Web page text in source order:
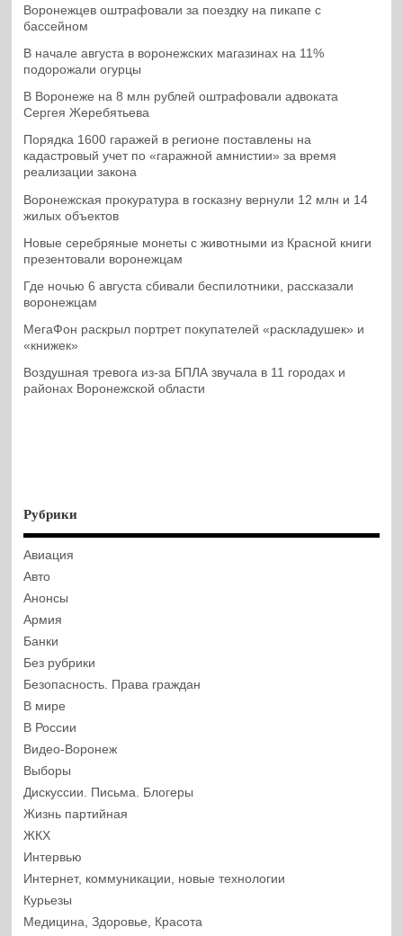
Воронежцев оштрафовали за поездку на пикапе с
бассейном
В начале августа в воронежских магазинах на 11%
подорожали огурцы
В Воронеже на 8 млн рублей оштрафовали адвоката
Сергея Жеребятьева
Порядка 1600 гаражей в регионе поставлены на
кадастровый учет по «гаражной амнистии» за время
реализации закона
Воронежская прокуратура в госказну вернули 12 млн и 14
жилых объектов
Новые серебряные монеты с животными из Красной книги
презентовали воронежцам
Где ночью 6 августа сбивали беспилотники, рассказали
воронежцам
МегаФон раскрыл портрет покупателей «раскладушек» и
«книжек»
Воздушная тревога из-за БПЛА звучала в 11 городах и
районах Воронежской области
Рубрики
Авиация
Авто
Анонсы
Армия
Банки
Без рубрики
Безопасность. Права граждан
В мире
В России
Видео-Воронеж
Выборы
Дискуссии. Письма. Блогеры
Жизнь партийная
ЖКХ
Интервью
Интернет, коммуникации, новые технологии
Курьезы
Медицина, Здоровье, Красота